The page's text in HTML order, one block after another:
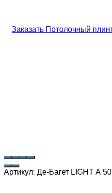
Артикул: Де-Багет LIGHT А 50